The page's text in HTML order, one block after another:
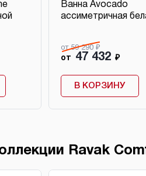
Ванна Avocado
ассиметричная
от 59 290 ₽
от 47 432 ₽
В КОРЗИНУ
Ravak